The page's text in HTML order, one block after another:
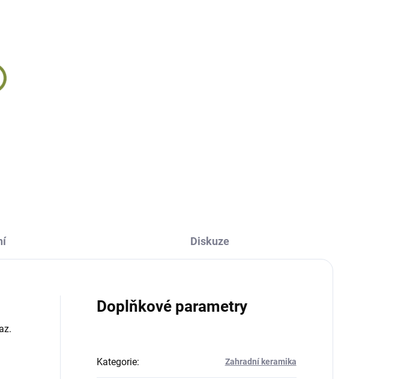
Diskuze
Doplňkové parametry
Kategorie: Zahradní keramika